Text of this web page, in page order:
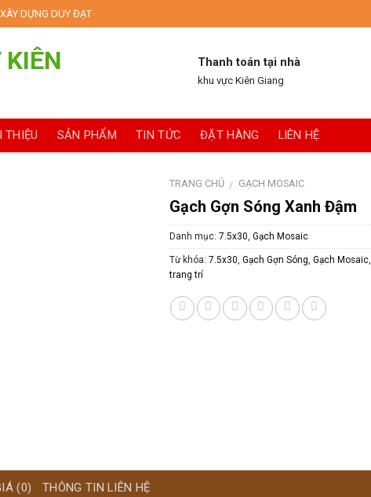
DỰNG DUY ĐẠT
Thanh toán tại nhà
khu vực Kiên Giang
THIỆU SẢN PHẨM TIN TỨC ĐẶT HÀNG LIÊN HỆ
TRANG CHỦ / GẠCH MOSAIC
Gạch Gợn Sóng Xanh Đậm
Danh mục: 7.5x30, Gạch Mosaic
Từ khóa: 7.5x30, Gạch Gợn Sóng, Gạch Mosaic,
trang trí
(0) THÔNG TIN LIÊN HỆ